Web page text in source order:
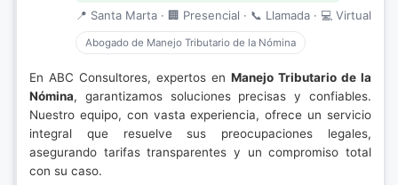
📍 Santa Marta · 🏢 Presencial · 📞 Llamada · 💻 Virtual
Abogado de Manejo Tributario de la Nómina
En ABC Consultores, expertos en Manejo Tributario de la
Nómina, garantizamos soluciones precisas y confiables.
Nuestro equipo, con vasta experiencia, ofrece un servicio
integral que resuelve sus preocupaciones legales,
asegurando tarifas transparentes y un compromiso total
con su caso.